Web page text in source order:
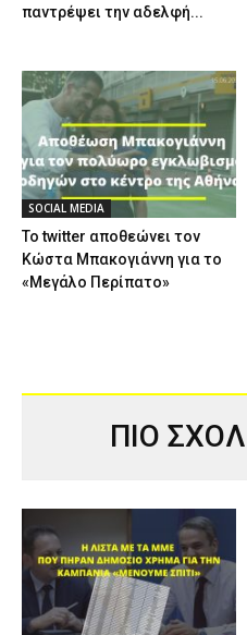
παντρέψει την αδελφή...
SOCIAL MEDIA
Το twitter αποθεώνει τον
Κώστα Μπακογιάννη για το
«Μεγάλο Περίπατο»
ΠΙΟ